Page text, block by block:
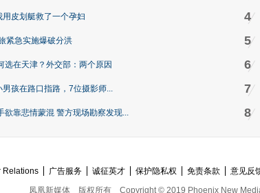
皮划艇救了一个孕妇
紧急实施爆破分洪
选在天津？外交部：两个原因
孩在路口指路，7位摄影师...
欲靠悲情蒙混 警方现场勘察发现...
4
5
6
7
8
Relations 广告服务 诚征英才 保护隐私权 免责条款 意见反
凤凰新媒体
版权所有 Copyright © 2019 Phoenix New